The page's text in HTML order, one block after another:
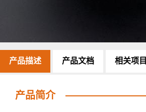
产品描述 产品文档 相关项目
产品简介